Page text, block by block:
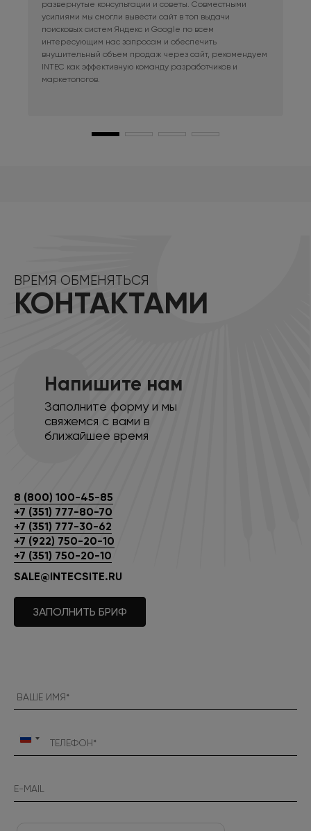
развернутые консультации и советы. Совместными
усилиями мы смогли вывести сайт в топ выдачи
поисковых систем Яндекс и Google по всем
интересующим нас запросам и обеспечить
внушительный объем продаж через сайт, рекомендуем
INTEC как эффективную команду разработчиков и
маркетологов.
ВРЕМЯ ОБМЕНЯТЬСЯ
КОНТАКТАМИ
Напишите нам
Заполните форму и мы
свяжемся с вами в
ближайшее время
8 (800) 100-45-85
+7 (351) 777-80-70
+7 (351) 777-30-62
+7 (922) 750-20-10
+7 (351) 750-20-10
SALE@INTECSITE.RU
ЗАПОЛНИТЬ БРИФ
Россия